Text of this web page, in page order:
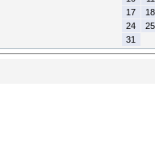
17
18
24
25
31